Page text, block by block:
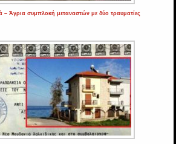
– Άγρια συμπλοκή μεταναστών με δύο τραυματίες